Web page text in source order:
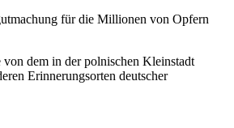
für die Millionen von Opfern
von dem in der polnischen Kleinstadt
Erinnerungsorten deutscher